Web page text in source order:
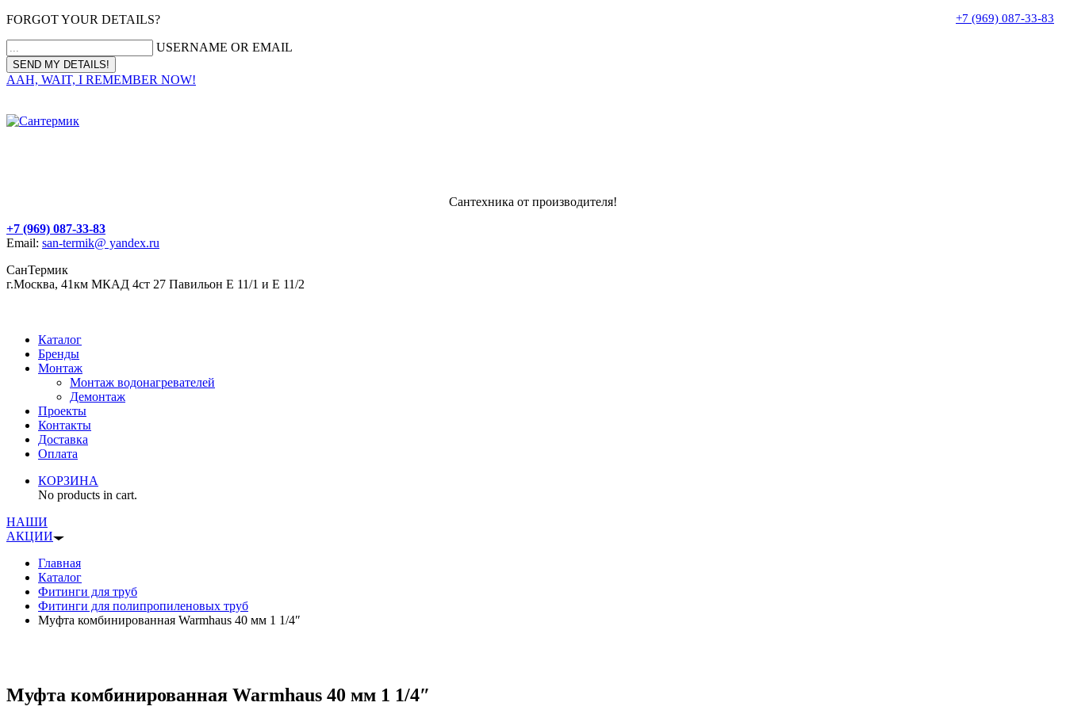
FORGOT YOUR DETAILS?
USERNAME OR EMAIL
AAH, WAIT, I REMEMBER NOW!
+7 (969) 087-33-83
Сантехника от производителя!
+7 (969) 087-33-83
Email: san-termik@ yandex.ru
СанТермик
г.Москва, 41км МКАД 4ст 27 Павильон Е 11/1 и Е 11/2
Каталог
Бренды
Монтаж
Монтаж водонагревателей
Демонтаж
Проекты
Контакты
Доставка
Оплата
КОРЗИНА
No products in cart.
НАШИ
АКЦИИ
Главная
Каталог
Фитинги для труб
Фитинги для полипропиленовых труб
Муфта комбинированная Warmhaus 40 мм 1 1/4″
Муфта комбинированная Warmhaus 40 мм 1 1/4″